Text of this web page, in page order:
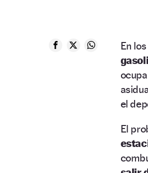
En
el
El